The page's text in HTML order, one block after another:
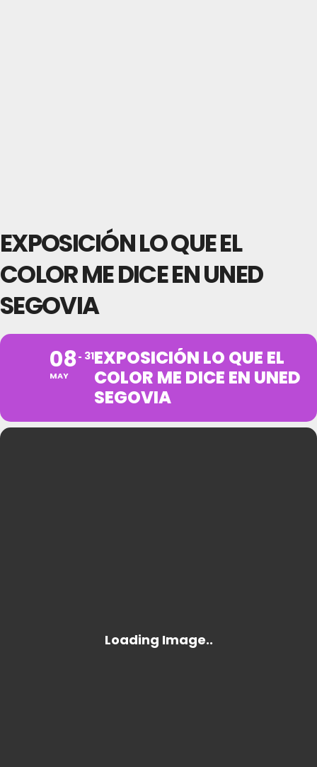
EXPOSICIÓN LO QUE EL
COLOR ME DICE EN UNED
SEGOVIA
08
MAY
31EXPOSICIÓN LO QUE EL
COLOR ME DICE EN UNED
SEGOVIA